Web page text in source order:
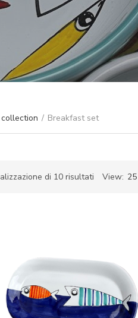
collection / Breakfast set
di 10 risultati Ordina
View: 25